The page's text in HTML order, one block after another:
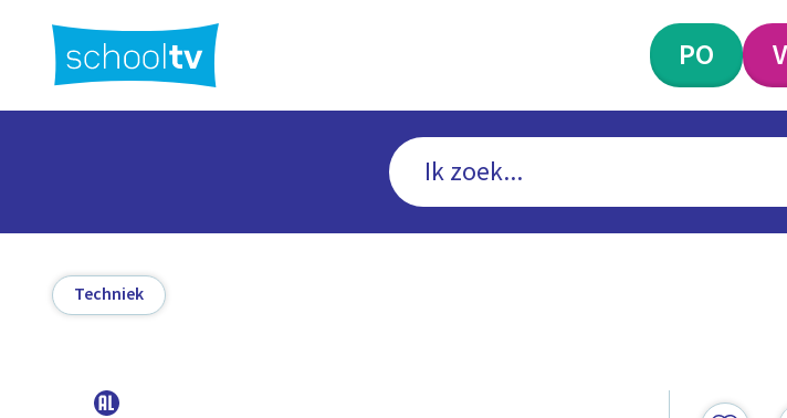
hoofdinhoud
PO
Techniek